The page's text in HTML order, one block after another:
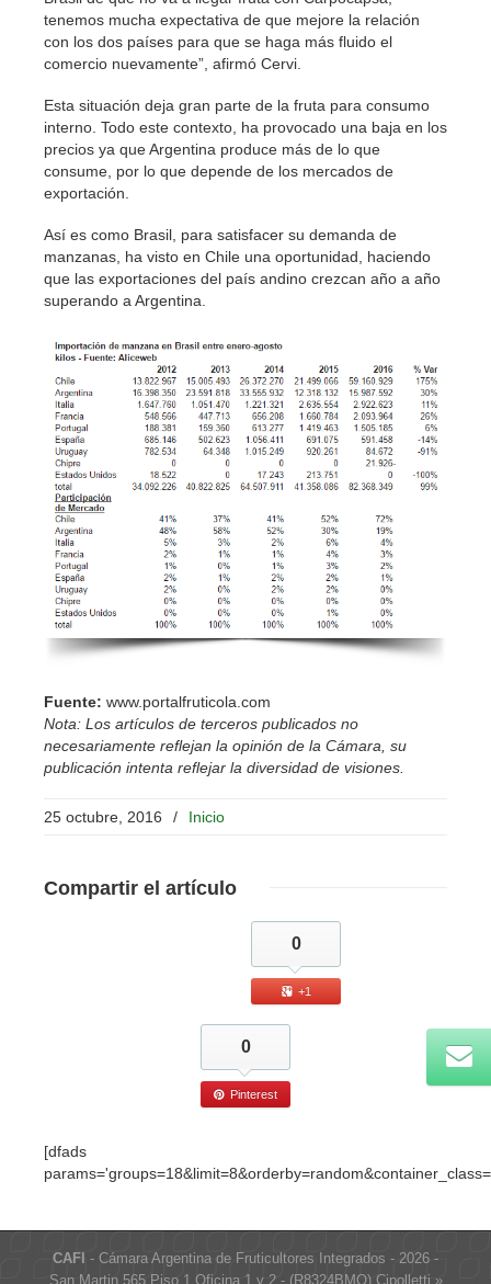
tenemos mucha expectativa de que mejore la relación
con los dos países para que se haga más fluido el
comercio nuevamente”, afirmó Cervi.
Esta situación deja gran parte de la fruta para consumo
interno. Todo este contexto, ha provocado una baja en los
precios ya que Argentina produce más de lo que
consume, por lo que depende de los mercados de
exportación.
Así es como Brasil, para satisfacer su demanda de
manzanas, ha visto en Chile una oportunidad, haciendo
que las exportaciones del país andino crezcan año a año
superando a Argentina.
Fuente: www.portalfruticola.com
Nota: Los artículos de terceros publicados no
necesariamente reflejan la opinión de la Cámara, su
publicación intenta reflejar la diversidad de visiones.
25 octubre, 2016 / Inicio
Compartir el artículo
0
+1
0
Pinterest
[dfads
CAFI - Cámara Argentina de Fruticultores Integrados - 2026 -
San Martin 565 Piso 1 Oficina 1 y 2 - (R8324BMO) Cipolletti »